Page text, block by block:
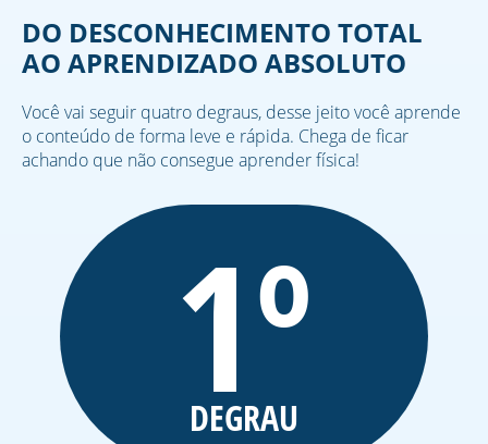
DO DESCONHECIMENTO TOTAL
AO APRENDIZADO ABSOLUTO
Você vai seguir quatro degraus, desse jeito você aprende
o conteúdo de forma leve e rápida. Chega de ficar
achando que não consegue aprender física!
1º
DEGRAU